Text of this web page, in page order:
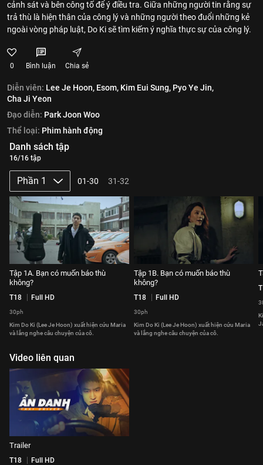
cảnh sát và bên công tố để ý điều tra. Giữa những người tin rằng sự
trả thù là hiện thân của công lý và những người theo đuổi những kẻ
ngoài vòng pháp luật, Do Ki sẽ tìm kiếm ý nghĩa thực sự của công lý.
0 Bình luận Chia sẻ
Diễn viên: Lee Je Hoon, Esom, Kim Eui Sung, Pyo Ye Jin,
Cha Ji Yeon
Đạo diễn: Park Joon Woo
Thể loại: Phim hành động
Danh sách tập
16/16 tập
Phần 1 01-30 31-32
Tập 1A. Bạn có muốn báo thù
không?
T18 Full HD
30ph
Kim Do Ki (Lee Je Hoon) xuất hiện cứu Maria
và lắng nghe câu chuyện của cô.
Tập 1B. Bạn có muốn báo thù
không?
T18 Full HD
30ph
Kim Do Ki (Lee Je Hoon) xuất hiện cứu Maria
và lắng nghe câu chuyện của cô.
Video liên quan
Trailer
T18 Full HD